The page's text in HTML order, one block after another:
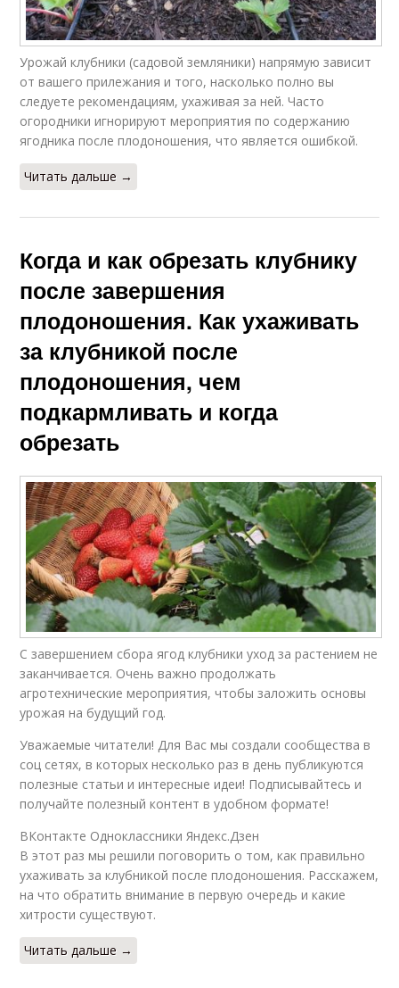
Урожай клубники (садовой земляники) напрямую зависит
от вашего прилежания и того, насколько полно вы
следуете рекомендациям, ухаживая за ней. Часто
огородники игнорируют мероприятия по содержанию
ягодника после плодоношения, что является ошибкой.
Читать дальше →
Когда и как обрезать клубнику
после завершения
плодоношения. Как ухаживать
за клубникой после
плодоношения, чем
подкармливать и когда
обрезать
С завершением сбора ягод клубники уход за растением не
заканчивается. Очень важно продолжать
агротехнические мероприятия, чтобы заложить основы
урожая на будущий год.
Уважаемые читатели! Для Вас мы создали сообщества в
соц сетях, в которых несколько раз в день публикуются
полезные статьи и интересные идеи! Подписывайтесь и
получайте полезный контент в удобном формате!
ВКонтакте Одноклассники Яндекс.Дзен
В этот раз мы решили поговорить о том, как правильно
ухаживать за клубникой после плодоношения. Расскажем,
на что обратить внимание в первую очередь и какие
хитрости существуют.
Читать дальше →